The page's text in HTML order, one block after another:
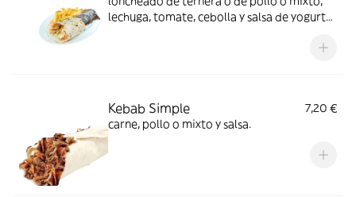
lechuga, tomate, cebolla y salsa de yogurt
Kebab Simple
7,20 €
carne, pollo o mixto y salsa.